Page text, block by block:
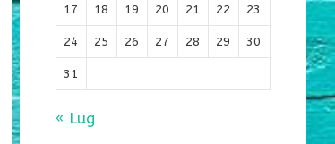
17 18 19 20 21 22 23
24 25 26 27 28 29 30
31
« Lug